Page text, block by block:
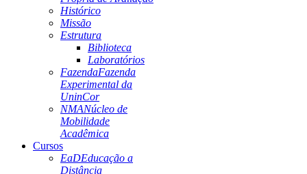
Histórico
Missão
Estrutura
Biblioteca
Laboratórios
FazendaFazenda
Experimental da
UninCor
NMANúcleo de
Mobilidade
Acadêmica
Cursos
EaDEducação a
Distância